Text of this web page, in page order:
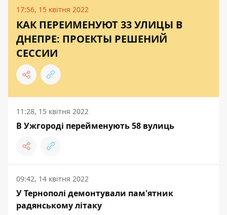
17:56, 15 квітня 2022
КАК ПЕРЕИМЕНУЮТ 33 УЛИЦЫ В
ДНЕПРЕ: ПРОЕКТЫ РЕШЕНИЙ
СЕССИИ
11:28, 15 квітня 2022
В Ужгороді перейменують 58 вулиць
09:42, 14 квітня 2022
У Тернополі демонтували пам'ятник
радянському літаку